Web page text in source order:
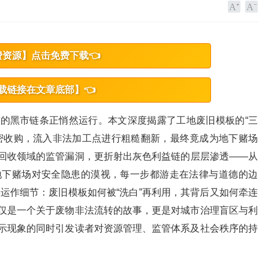
源】点击免费下载👈
链接在文章底部】👈
黑市链条正悄然运行。本文深度揭露了工地废旧模板的“三
购，流入非法加工点进行粗糙翻新，最终竟成为地下赌场
收领域的监管漏洞，更折射出灰色利益链的层层渗透——从
赌场对安全隐患的漠视，每一步都游走在法律与道德的边
作细节：废旧模板如何被“洗白”再利用，其背后又如何牵连
一个关于废物非法流转的故事，更是对城市治理盲区与利
现象的同时引发读者对资源管理、监管体系及社会秩序的持